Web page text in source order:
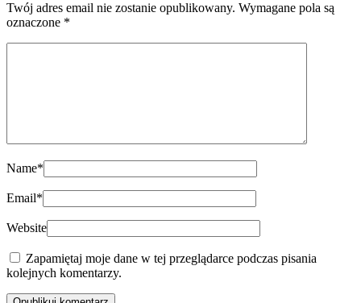
Twój adres email nie zostanie opublikowany. Wymagane pola są
oznaczone *
Name*
Email*
Website
Zapamiętaj moje dane w tej przeglądarce podczas pisania
kolejnych komentarzy.